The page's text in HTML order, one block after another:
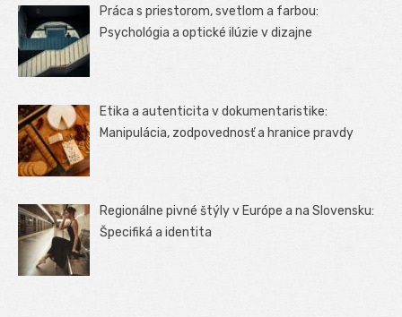
Práca s priestorom, svetlom a farbou:
Psychológia a optické ilúzie v dizajne
Etika a autenticita v dokumentaristike:
Manipulácia, zodpovednosť a hranice pravdy
Regionálne pivné štýly v Európe a na Slovensku:
Špecifiká a identita